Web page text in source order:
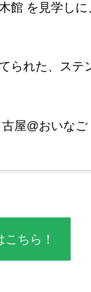
館 を見学しに
られた、ステ
屋@おいなご
ちら！